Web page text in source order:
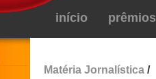
início prêmios
Matéria Jornalística /